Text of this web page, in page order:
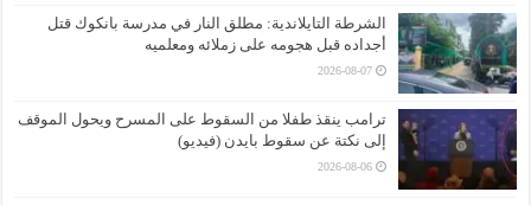
الشرطة التايلاندية: مطلق النار في مدرسة بانكوك قتل
أجداده قبل هجومه على زملائه ومعلميه
2026-08-07
ترامب ينقذ طفلا من السقوط على المسرح ويحول الموقف
إلى نكتة عن سقوط بايدن (فيديو)
2026-08-06